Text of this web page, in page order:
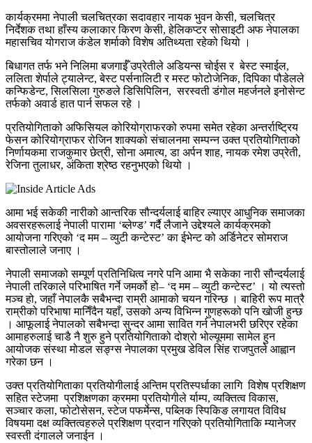
कार्यक्रममा नेपाली चलचित्रका सदावहार नायक भुवन केसी, चलचित्र
निर्देशक तथा हाँस्य कलाकार किरण केसी, हेलिकप्टर सोसाइटी अफ नेपालका
महासचिव योगराज कंडेल शर्माको विशेष अतिथ्यता रहेको थियो ।
बिधागत तर्फ भने निलिमा बजगाईँ उप्रेतीले अडियन्स चोईस र बेस्ट स्माईल,
ललिता शेर्पाले ट्यालेन्ट, बेस्ट पर्सनालिटी र मस्ट फोटोजेनिक, दिपिका पौडेलले
कन्फिडेन्ट, सिलसिला गुरुङले डिसिपिलिन, सरस्वती डंगोल महर्जनले इनोसेन्ट
तर्फको अवार्ड हात पार्न सफल रहे ।
प्रतियोगिताको अफिसियल कोरियोग्राफरको रुपमा समेत रहेका अन्तर्राष्ट्रिय
फेसन कोरियोग्राफर रोजिन शाक्यको संचालनमा सम्पन्न उक्त प्रतियोगिताको
निर्णायकमा राजकुमार छेत्री, सोना अमात्य, डा अर्पन शाह, नायक रमेश उप्रेती,
रेजिना तुलाधर, अंकिता श्रेष्ठ रहनुभएको थियो ।
आमा भई सकेकी नारीको आन्तरिक सौन्दर्यलाई बाहिर ल्याएर आधुनिक समाजका
अवसरहरूलाई नेपाली पारामा ‘ब्लेण्ड’ गर्दै लैजाने उद्देश्यले कार्यक्रमको
आयोजना गरिएको ‘द मम – व्युटी कन्टेस्ट’ का ईभेन्ट को अर्डिनेटर सोमराज
बास्तोलाले जनाए ।
नेपाली समाजको सम्पूर्ण प्रतिनिधित्व नगरे पनि आमा भै सकेका नारी सौन्दर्यलाई
नेपाली तरिकाले परिभाषित गर्ने जमर्को हो– ‘द मम – व्युटी कन्टेस्ट’ । यो त्यस्तो
मञ्च हो, जहाँ नेपालकै सबैभन्दा राम्री आमाको चयन गरिन्छ । बाहिरी रूप मात्रै
राम्रीको परिभाषा मानिँदैन यहाँ, उसको अन्य विभिन्न गुणहरूको पनि खोजी हुन्छ
। आफूलाई नेपालको सबैभन्दा सुन्दर आमा सावित गर्न नेपालभरी छरिएर रहेका
आमाहरुलाई चाडै नै शुरु हुने प्रतियोगिताको दोश्रो भोल्यूममा सामेल हुन
आयोजक संस्था मोडल सङ्ग्स नेपालका प्रमुख डेविल सिंह राजपुतले आह्वान
गरेका छन ।
उक्त प्रतियोगिताका प्रतियोगीलाई अन्तिम प्रतिस्पर्धाका लागि विशेष प्रशिक्षण
सहित स्टेजमा प्रशिक्षणका क्रममा प्रतियोगीले र्याम्प, व्यक्तित्व विकास,
सञ्चार कला, फोटोसेसन, स्टेज पफर्मेन्स, पब्लिक स्पिकिङ लगायत विविध
विषयमा दक्ष व्यक्तित्वहरुले प्रशिक्षण प्रदान गरिएको प्रतियोगिताकि म्यानेजर
स्वस्ती दंगालले जनाईन ।